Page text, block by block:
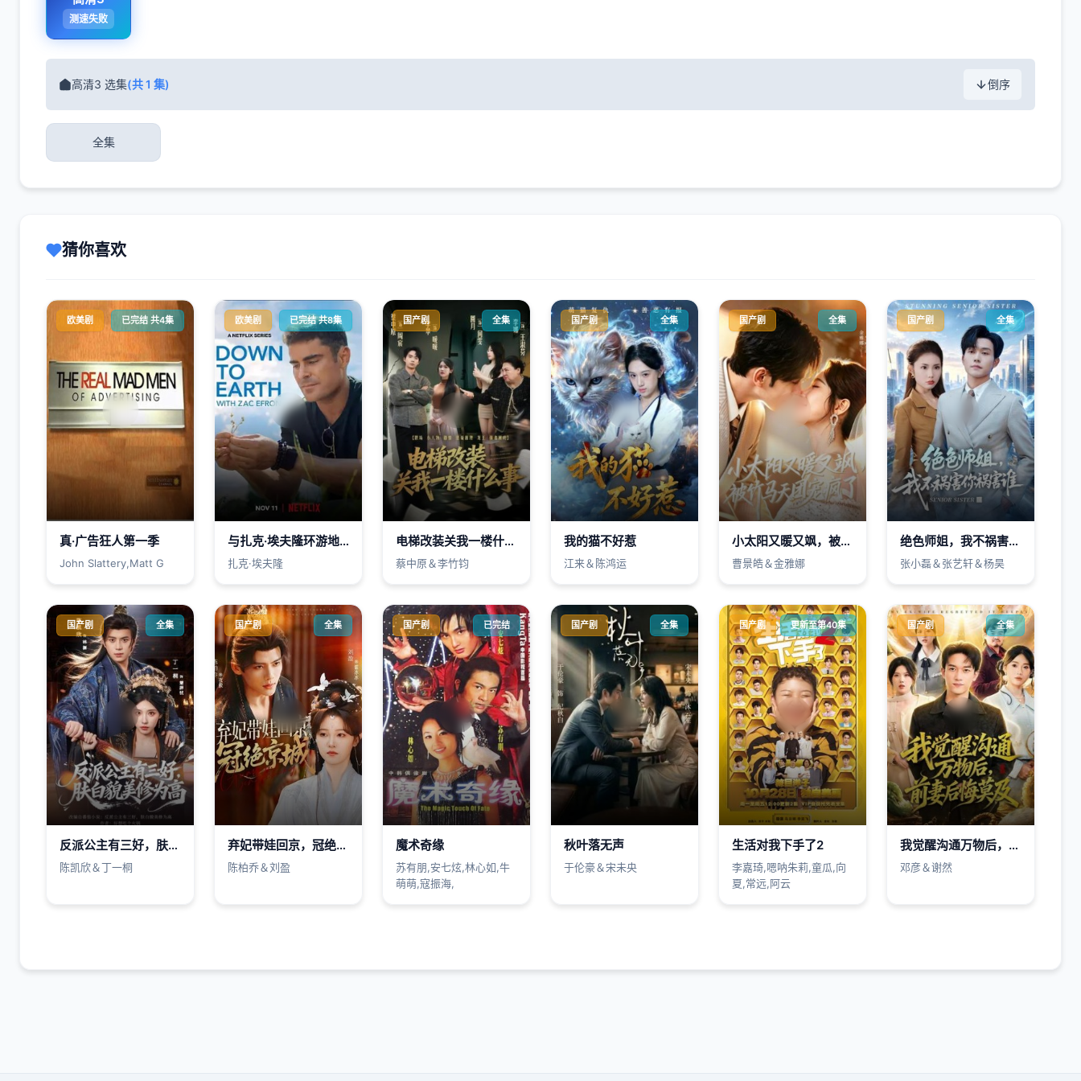
测速失败
高清3 选集(共 1 集) 倒序
全集
猜你喜欢
欧美剧 已完结 共4集
真·广告狂人第一季
John Slattery,Matt G
欧美剧 已完结 共8集
与扎克·埃夫隆环游地球第二季2022
扎克·埃夫隆
国产剧 全集
电梯改装关我一楼什么事
蔡中原＆李竹钧
国产剧 全集
我的猫不好惹
江来＆陈鸿运
国产剧 全集
小太阳又暖又飒，被竹马天团宠疯了
曹景皓＆金雅娜
国产剧 全集
绝色师姐，我不祸害你祸害谁
张小磊＆张艺轩＆杨昊
国产剧 全集
反派公主有三好，肤白貌美修为高
陈凯欣＆丁一桐
国产剧 全集
弃妃带娃回京，冠绝京城
陈柏乔＆刘盈
国产剧 已完结
魔术奇缘
苏有朋,安七炫,林心如,牛
萌萌,寇振海,
国产剧 全集
秋叶落无声
于伦豪＆宋未央
国产剧 更新至第40集
生活对我下手了2
李嘉琦,嗯呐朱莉,童瓜,向
夏,常远,阿云
国产剧 全集
我觉醒沟通万物后，前妻后悔莫及
邓彦＆谢然